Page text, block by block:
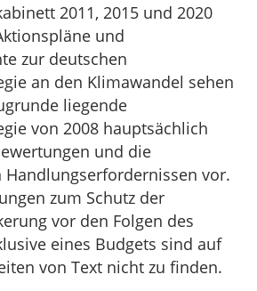
2011, 2015 und 2020
und
zur deutschen
an den Klimawandel sehen
liegende
von 2008 hauptsächlich
und die
vor.
zum Schutz der
vor den Folgen des
eines Budgets sind auf
von Text nicht zu finden.